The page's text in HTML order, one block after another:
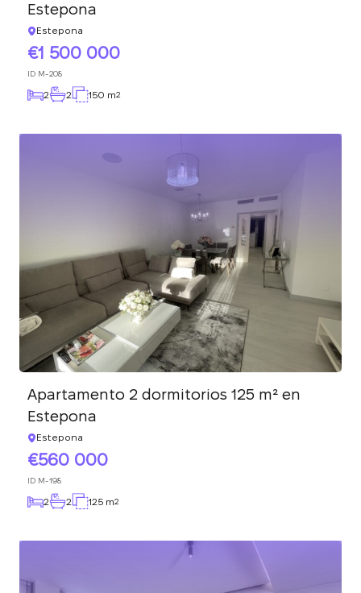
Estepona
Estepona
1 500 000
ID M-208
2 2 150 m2
Apartamento 2 dormitorios 125 m² en
Estepona
Estepona
560 000
ID M-198
2 2 125 m2